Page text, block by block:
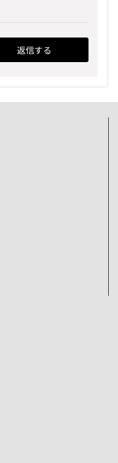
返信する